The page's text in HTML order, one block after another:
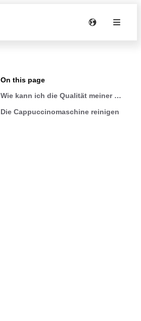
On this page
Wie kann ich die Qualität meiner
Die Cappuccinomaschine reinigen